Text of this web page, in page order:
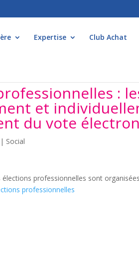
Expertise Club Achat
:
et
du vote
| Social
élections professionnelles sont
professionnelles